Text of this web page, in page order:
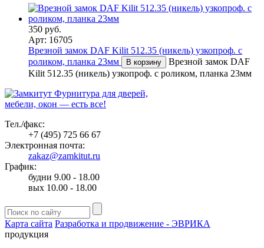
350 руб.
Арт: 16705
Врезной замок DAF Kilit 512.35 (никель) узкопроф. с
роликом, планка 23мм
В корзину
Врезной замок DAF
Kilit 512.35 (никель) узкопроф. с роликом, планка 23мм
Фурнитура для дверей,
мебели, окон — есть все!
Тел./факс:
+7 (495) 725 66 67
Электронная почта:
zakaz@zamkitut.ru
График:
будни 9.00 - 18.00
вых 10.00 - 18.00
Карта сайта Разработка и продвижение - ЭВРИКА
продукция